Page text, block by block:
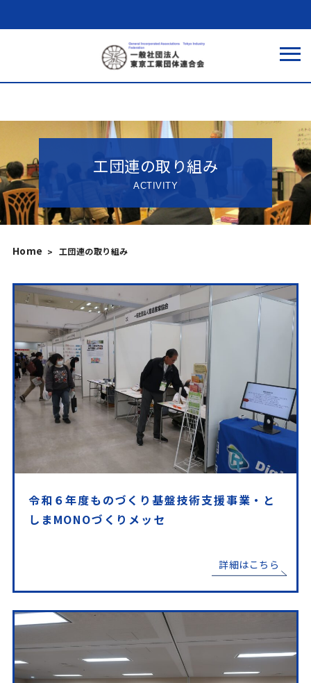
工団連の取り組み
ACTIVITY
Home 工団連の取り組み
令和６年度ものづくり基盤技術支援事業・と
しまMONOづくりメッセ
詳細はこちら